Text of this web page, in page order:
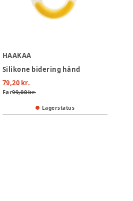
HAAKAA
Silikone bidering hånd
79,20 kr.
Før99,00 kr.
Lagerstatus